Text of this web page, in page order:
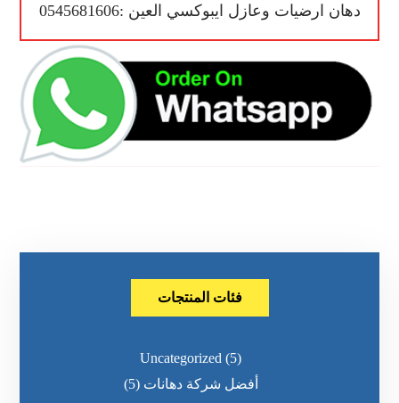
دهان ارضيات وعازل ايبوكسي العين :0545681606
فئات المنتجات
Uncategorized (5)
أفضل شركة دهانات (5)